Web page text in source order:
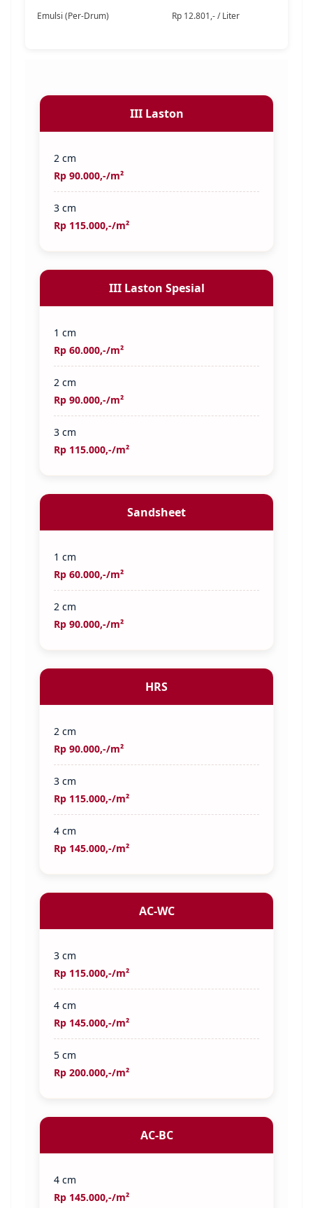
Emulsi (Per-Drum) Rp 12.801,- / Liter
III Laston
2 cm
Rp 90.000,-/m²
3 cm
Rp 115.000,-/m²
III Laston Spesial
1 cm
Rp 60.000,-/m²
2 cm
Rp 90.000,-/m²
3 cm
Rp 115.000,-/m²
Sandsheet
1 cm
Rp 60.000,-/m²
2 cm
Rp 90.000,-/m²
HRS
2 cm
Rp 90.000,-/m²
3 cm
Rp 115.000,-/m²
4 cm
Rp 145.000,-/m²
AC-WC
3 cm
Rp 115.000,-/m²
4 cm
Rp 145.000,-/m²
5 cm
Rp 200.000,-/m²
AC-BC
4 cm
Rp 145.000,-/m²